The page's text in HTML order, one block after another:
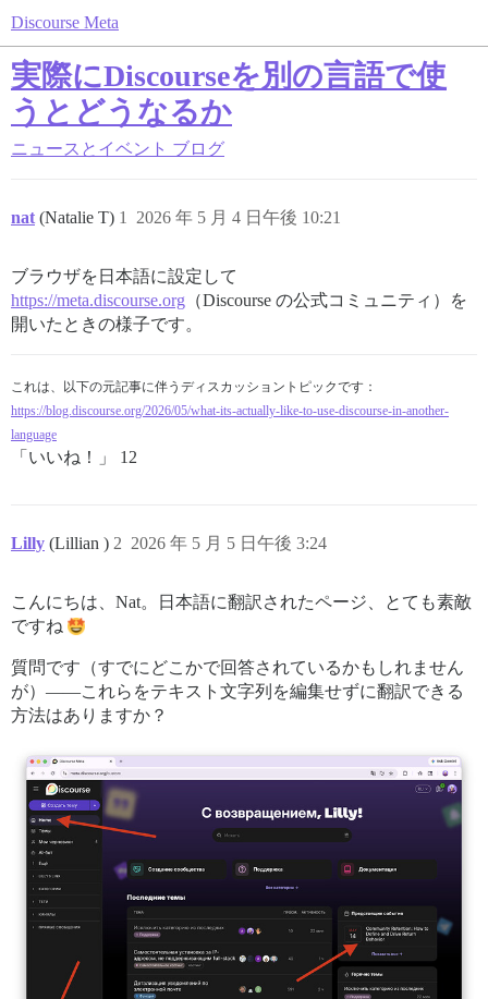
Discourse Meta
実際にDiscourseを別の言語で使
うとどうなるか
ニュースとイベント ブログ
nat (Natalie T) 2026 年 5 月 4 日午後 10:21
1
ブラウザを日本語に設定して
https://meta.discourse.org （Discourse の公式コミュニティ）を
開いたときの様子です。
これは、以下の元記事に伴うディスカッショントピックです：
https://blog.discourse.org/2026/05/what-its-actually-like-to-use-discourse-in-another-
language
「いいね！」 12
Lilly (Lillian ) 2026 年 5 月 5 日午後 3:24
2
こんにちは、Nat。日本語に翻訳されたページ、とても素敵
ですね
質問です（すでにどこかで回答されているかもしれません
が）——これらをテキスト文字列を編集せずに翻訳できる
方法はありますか？